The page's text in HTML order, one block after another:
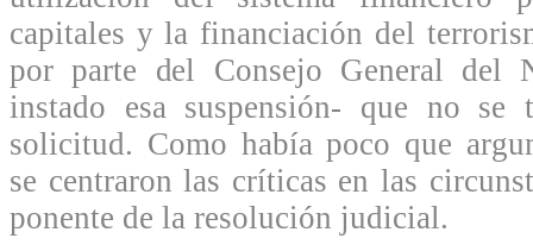
capitales y la financiación del
por parte del Consejo General del
instado esa suspensión- que no se
solicitud. Como había poco que
se centraron las críticas en las
ponente de la resolución judicial.